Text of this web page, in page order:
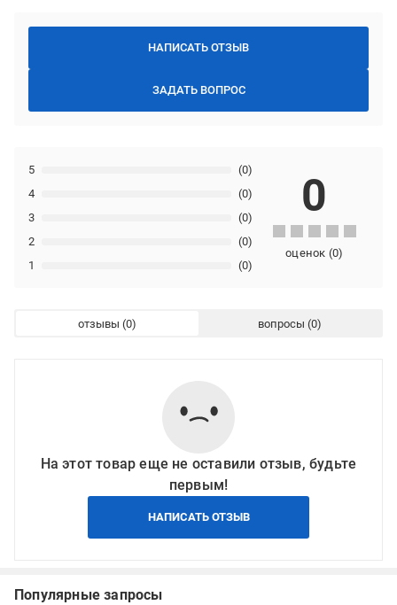
НАПИСАТЬ ОТЗЫВ
ЗАДАТЬ ВОПРОС
1 (0)
2 (0)
3 (0)
4 (0)
5 (0)
0
оценок (0)
отзывы вопросы
На этот товар еще не оставили отзыв, будьте
первым!
НАПИСАТЬ ОТЗЫВ
Популярные запросы